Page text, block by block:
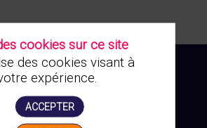
cookies sur ce site
des cookies visant à
expérience.
ACCEPTER